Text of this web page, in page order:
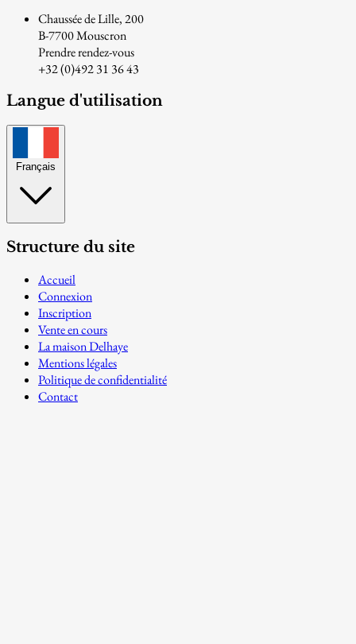
Chaussée de Lille, 200
B-7700 Mouscron
Prendre rendez-vous
+32 (0)492 31 36 43
Langue d'utilisation
Français
Structure du site
Accueil
Connexion
Inscription
Vente en cours
La maison Delhaye
Mentions légales
Politique de confidentialité
Contact